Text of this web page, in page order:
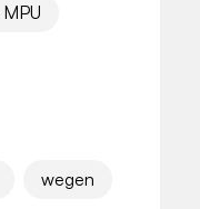
wegen